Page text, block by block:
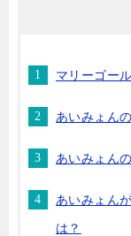
マリーゴー
あいみょん
あいみょん
あいみょん
は？